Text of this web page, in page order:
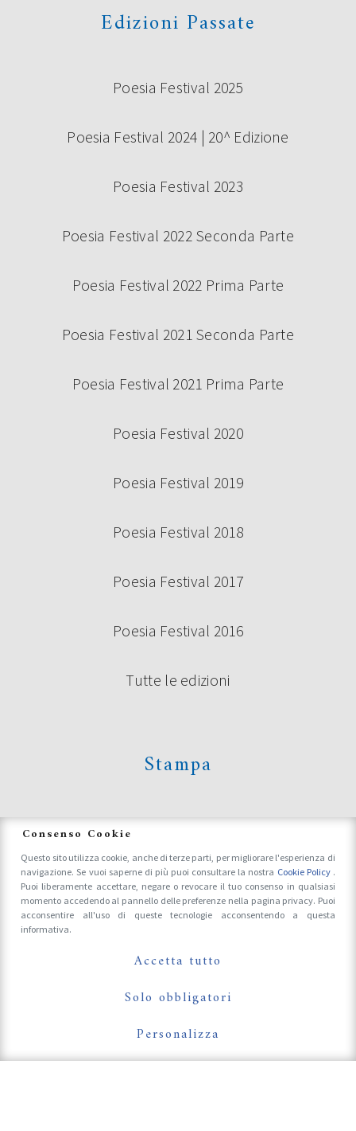
Edizioni Passate
Poesia Festival 2025
Poesia Festival 2024 | 20^ Edizione
Poesia Festival 2023
Poesia Festival 2022 Seconda Parte
Poesia Festival 2022 Prima Parte
Poesia Festival 2021 Seconda Parte
Poesia Festival 2021 Prima Parte
Poesia Festival 2020
Poesia Festival 2019
Poesia Festival 2018
Poesia Festival 2017
Poesia Festival 2016
Tutte le edizioni
Stampa
Accrediti Stampa e Fotografi
Follow Us On
Consenso Cookie
Questo sito utilizza cookie, anche di terze parti, per migliorare l'esperienza di
navigazione. Se vuoi saperne di più puoi consultare la nostra Cookie Policy .
Puoi liberamente accettare, negare o revocare il tuo consenso in qualsiasi
momento accedendo al pannello delle preferenze nella pagina privacy. Puoi
acconsentire all'uso di queste tecnologie acconsentendo a questa
informativa.
Accetta tutto
Solo obbligatori
Personalizza